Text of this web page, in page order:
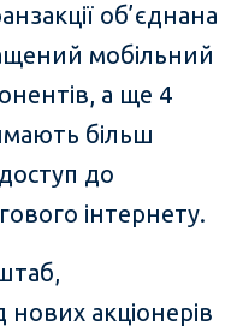
об’єднана
мобільний
а ще 4
більш
до
інтернету.
акціонерів